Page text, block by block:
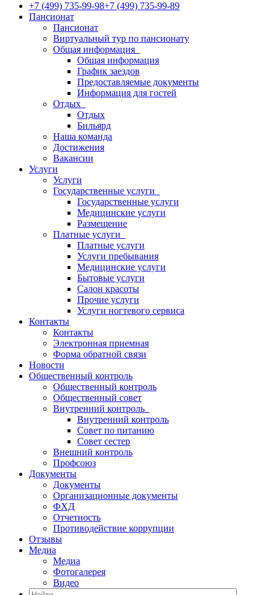
+7 (499) 735-99-98+7 (499) 735-99-89
Пансионат
Пансионат
Виртуальный тур по пансионату
Общая информация
Общая информация
График заездов
Предоставляемые документы
Информация для гостей
Отдых
Отдых
Бильярд
Наша команда
Достижения
Вакансии
Услуги
Услуги
Государственные услуги
Государственные услуги
Медицинские услуги
Размещение
Платные услуги
Платные услуги
Услуги пребывания
Медицинские услуги
Бытовые услуги
Салон красоты
Прочие услуги
Услуги ногтевого сервиса
Контакты
Контакты
Электронная приемная
Форма обратной связи
Новости
Общественный контроль
Общественный контроль
Общественный совет
Внутренний контроль
Внутренний контроль
Совет по питанию
Совет сестер
Внешний контроль
Профсоюз
Документы
Документы
Организационные документы
ФХД
Отчетность
Противодействие коррупции
Отзывы
Медиа
Медиа
Фотогалерея
Видео